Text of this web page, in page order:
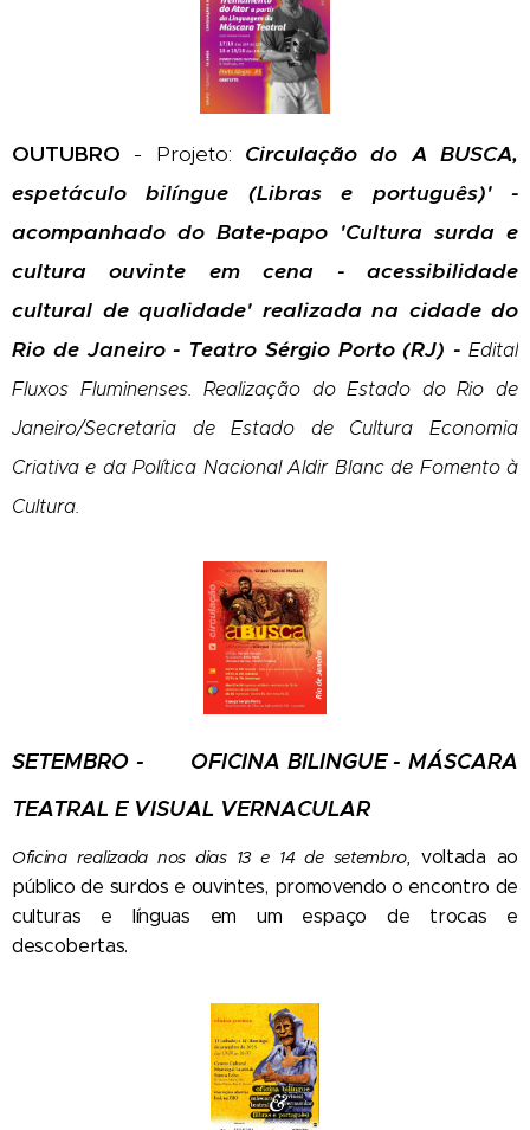
OUTUBRO - Projeto: Circulação do A BUSCA,
espetáculo bilíngue (Libras e português)' -
acompanhado do Bate-papo 'Cultura surda e
cultura ouvinte em cena - acessibilidade
cultural de qualidade' realizada na cidade do
Rio de Janeiro - Teatro Sérgio Porto (RJ) - Edital
Fluxos Fluminenses. Realização do Estado do Rio de
Janeiro/Secretaria de Estado de Cultura Economia
Criativa e da Política Nacional Aldir Blanc de Fomento à
Cultura.
SETEMBRO - OFICINA BILINGUE - MÁSCARA
TEATRAL E VISUAL VERNACULAR
Oficina realizada nos dias 13 e 14 de setembro, voltada ao
público de surdos e ouvintes, promovendo o encontro de
culturas e línguas em um espaço de trocas e
descobertas.